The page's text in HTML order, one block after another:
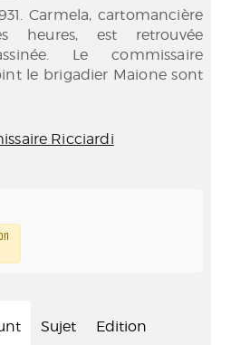
Carmela, cartomancière
heures, est retrouvée
Le commissaire
le brigadier Maione sont
Ricciardi
Sujet Edition